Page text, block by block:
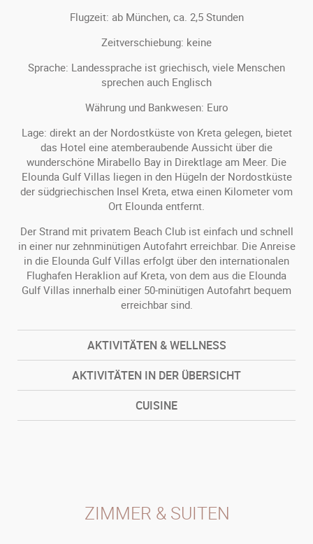
Flugzeit: ab München, ca. 2,5 Stunden
Zeitverschiebung: keine
Sprache: Landessprache ist griechisch, viele Menschen
sprechen auch Englisch
Währung und Bankwesen: Euro
Lage: direkt an der Nordostküste von Kreta gelegen, bietet
das Hotel eine atemberaubende Aussicht über die
wunderschöne Mirabello Bay in Direktlage am Meer. Die
Elounda Gulf Villas liegen in den Hügeln der Nordostküste
der südgriechischen Insel Kreta, etwa einen Kilometer vom
Ort Elounda entfernt.
Der Strand mit privatem Beach Club ist einfach und schnell
in einer nur zehnminütigen Autofahrt erreichbar. Die Anreise
in die Elounda Gulf Villas erfolgt über den internationalen
Flughafen Heraklion auf Kreta, von dem aus die Elounda
Gulf Villas innerhalb einer 50-minütigen Autofahrt bequem
erreichbar sind.
AKTIVITÄTEN & WELLNESS
AKTIVITÄTEN IN DER ÜBERSICHT
CUISINE
ZIMMER & SUITEN